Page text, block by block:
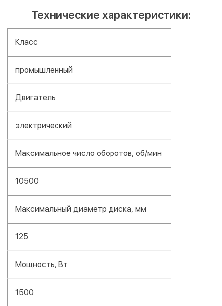
Технические характеристики:
Класс
промышленный
Двигатель
электрический
Максимальное число оборотов, об/мин
10500
Максимальный диаметр диска, мм
125
Мощность, Вт
1500